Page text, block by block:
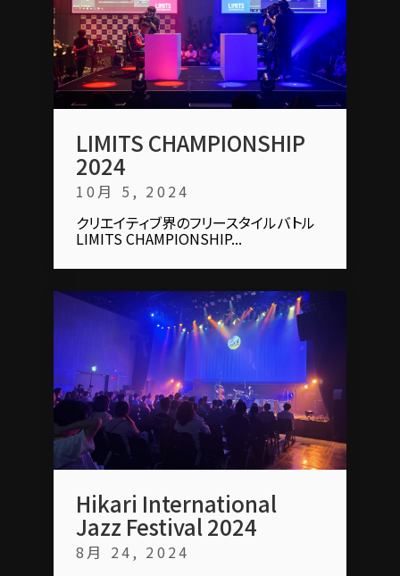
LIMITS CHAMPIONSHIP
2024
10月 5, 2024
クリエイティブ界のフリースタイルバトル
LIMITS CHAMPIONSHIP...
Hikari International
Jazz Festival 2024
8月 24, 2024